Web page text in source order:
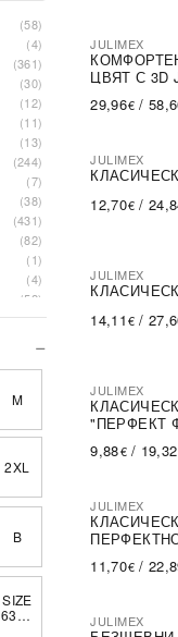
(58)
(4)
(361)
(30)
(12)
(11)
(13)
(244)
(7)
(38)
(431)
(82)
(1)
(4)
(52)
(32)
(397)
(12)
(210)
(227)
(4)
(4)
(106)
(150)
(44)
M
2XL
B
SIZE
6309
JULIMEX
ЦВЯТ С 3D
29,96€ /
JULIMEX
12,70€ /
JULIMEX
14,11€ /
JULIMEX
"ПЕРФЕКТ
9,88€/ 19,32
JULIMEX
МАТЕРИЯ
11,70€ /
JULIMEX